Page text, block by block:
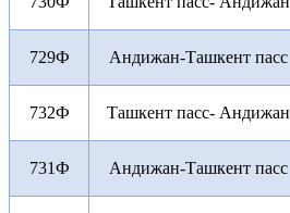
729Ф Андижан-Ташкент пасс
732Ф Ташкент пасс- Андижан
731Ф Андижан-Ташкент пасс